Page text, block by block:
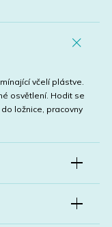
včelí plástve.
osvětlení. Hodit se
ložnice, pracovny